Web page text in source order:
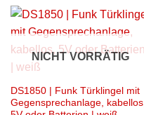
NICHT VORRÄTIG
DS1850 | Funk Türklingel mit
Gegensprechanlage, kabellos,